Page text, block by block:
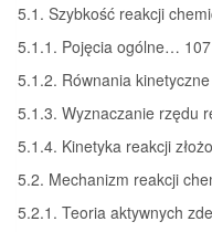
5.1. Szybkość reakcji
5.1.1. Pojęcia ogólne… 107
5.1.2. Równania
5.1.3. Wyznaczanie rzędu
5.1.4. Kinetyka reakcji
5.2. Mechanizm reakcji
5.2.1. Teoria aktywnych